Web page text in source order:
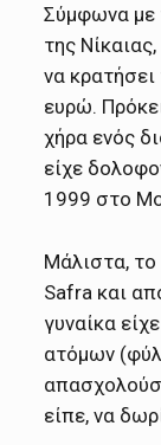
Σύμφωνα με
της
να
ευρώ.
χήρα ενός
είχε
1999 στο
Μάλιστα, το
Safra και
γυναίκα
ατόμων
είπε, να